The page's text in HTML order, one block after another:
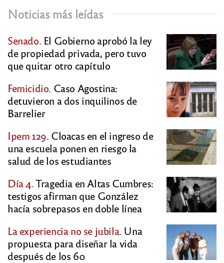
Noticias más leídas
Senado. El Gobierno aprobó la ley
de propiedad privada, pero tuvo
que quitar otro capítulo
Femicidio. Caso Agostina:
detuvieron a dos inquilinos de
Barrelier
Ipem 129. Cloacas en el ingreso de
una escuela ponen en riesgo la
salud de los estudiantes
Día 4.Tragedia en Altas Cumbres:
testigos afirman que González
hacía sobrepasos en doble línea
La experiencia no se jubila. Una
propuesta para diseñar la vida
después de los 60